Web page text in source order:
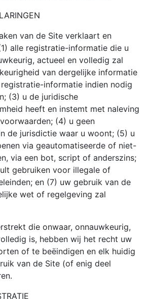
van de Site verklaart en
alle registratie-informatie die u
actueel en volledig zal
van dergelijke informatie
informatie indien nodig
(3) u de juridische
heeft en instemt met naleving
(4) u geen
de jurisdictie waar u woont; (5) u
via geautomatiseerde of niet-
via een bot, script of anderszins;
gebruiken voor illegale of
en (7) uw gebruik van de
wet of regelgeving zal
die onwaar, onnauwkeurig,
is, hebben wij het recht uw
of te beëindigen en elk huidig
van de Site (of enig deel